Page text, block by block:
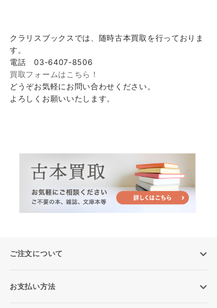
クラリスブックスでは、随時古本買取を行っておりま
す。
電話 03-6407-8506
買取フォームはこちら！
どうぞお気軽にお問い合わせください。
よろしくお願いいたします。
ご注文について
お支払い方法